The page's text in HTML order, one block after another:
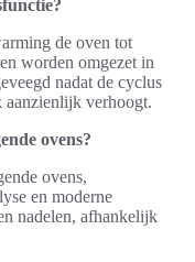
de oven tot
worden omgezet in
nadat de cyclus
aanzienlijk verhoogt.
ovens?
ovens,
en moderne
nadelen, afhankelijk